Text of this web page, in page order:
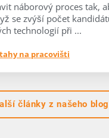
náborový proces tak,
se zvýší počet
technologií při ...
na pracovišti
články z našeho